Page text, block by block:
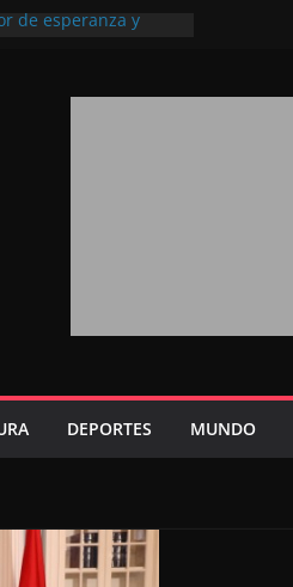
de esperanza y
proyectos de
DEPORTES MUNDO